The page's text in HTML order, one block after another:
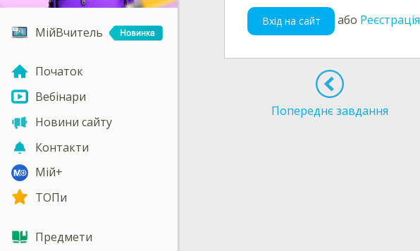
МійВчитель
Початок
Вебінари
Новини сайту
Контакти
Мій+
ТОПи
Предмети
Вхід на сайт або Реєстрація
Попереднє завдання